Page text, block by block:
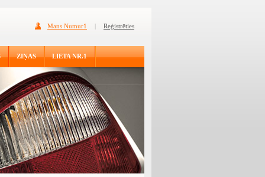
Mans Numur1 | Reģistrēties
ZIŅAS LIETA NR.1